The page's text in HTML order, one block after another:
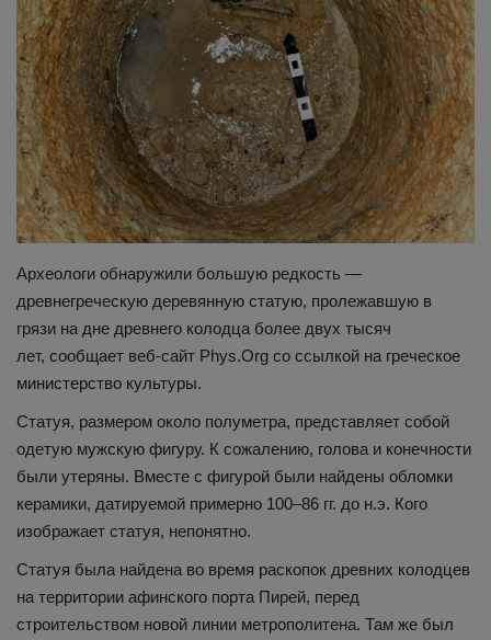
Здоровье
Наука и открытия
Археологи обнаружили большую редкость —
древнегреческую деревянную статую, пролежавшую в
грязи на дне древнего колодца более двух тысяч
лет, сообщает веб-сайт Phys.Org со ссылкой на греческое
министерство культуры.
Статуя, размером около полуметра, представляет собой
одетую мужскую фигуру. К сожалению, голова и конечности
были утеряны. Вместе с фигурой были найдены обломки
керамики, датируемой примерно 100–86 гг. до н.э. Кого
изображает статуя, непонятно.
Статуя была найдена во время раскопок древних колодцев
на территории афинского порта Пирей, перед
строительством новой линии метрополитена. Там же был